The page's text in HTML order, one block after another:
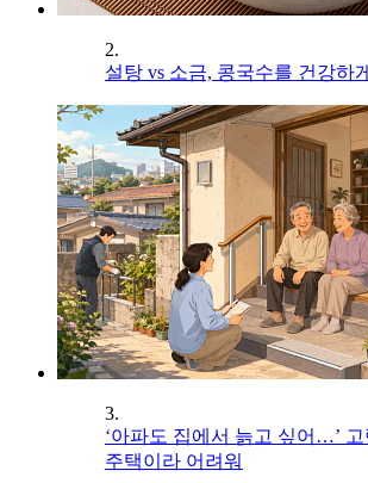
2.
설탕 vs 소금, 콩국수를 건강하
3.
‘아파도 집에서 늙고 싶어…’
주택이라 어려워